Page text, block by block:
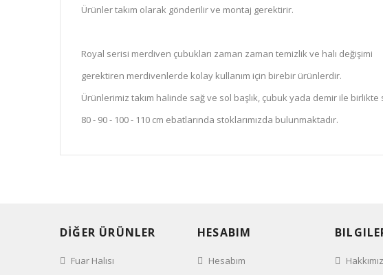
Ürünler takım olarak gönderilir ve montaj gerektirir.
Royal serisi merdiven çubukları zaman zaman temizlik ve halı değişimi
gerektiren merdivenlerde kolay kullanım için birebir ürünlerdir.
Ürünlerimiz takım halinde sağ ve sol başlık, çubuk yada demir ile birlikte
80 - 90 - 100 - 110 cm ebatlarında stoklarımızda bulunmaktadır.
DİĞER ÜRÜNLER
Fuar Halısı
HESABIM
Hesabım